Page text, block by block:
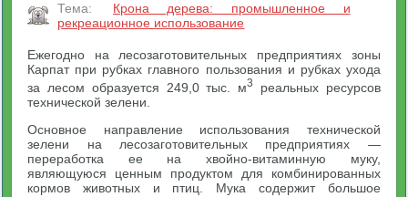
Тема:
Крона дерева: промышленное и
рекреационное использование
Ежегодно на лесозаготовительных предприятиях зоны
Карпат при рубках главного пользования и рубках ухода
за лесом образуется 249,0 тыс. м3
реальных ресурсов
технической зелени.
Основное направление использования технической
зелени на лесозаготовительных предприятиях —
переработка ее на хвойно-витаминную муку,
являющуюся ценным продуктом для комбинированных
кормов животных и птиц. Мука содержит большое